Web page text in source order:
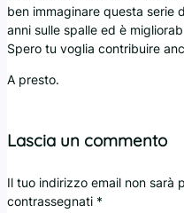
ben immaginare questa serie
anni sulle spalle ed è
Spero tu voglia contribuire
A presto.
Lascia un commento
Il tuo indirizzo email non sarà
contrassegnati *